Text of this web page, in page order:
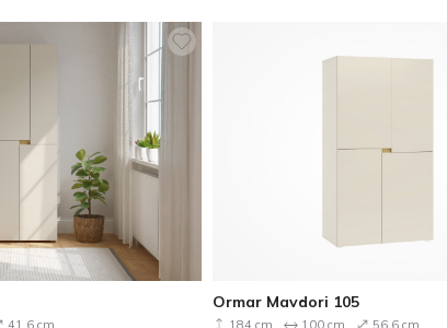
41.6 cm
Ormar Mavdori 105
184 cm 100 cm 56.6 cm